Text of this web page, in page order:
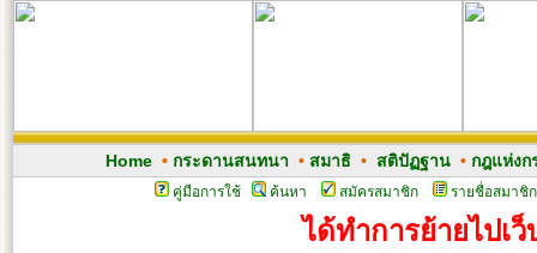
Home• กระดานสนทนา • สมาธิ• สติปัฏฐาน• กฎแห่งก
คู่มือการใช้ ค้นหา สมัครสมาชิก รายชื่อสมาชิก
ได้ทำการย้ายไปเ